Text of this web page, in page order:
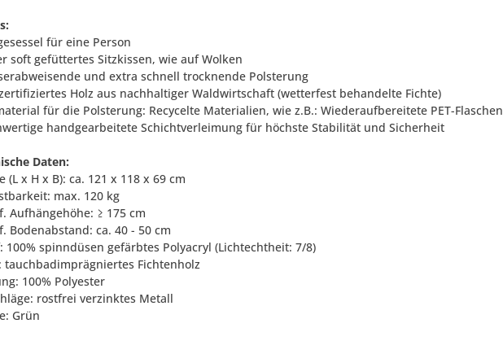
für eine Person
soft gefüttertes Sitzkissen, wie auf Wolken
und extra schnell trocknende Polsterung
zertifiziertes Holz aus nachhaltiger Waldwirtschaft (wetterfest behandelte Fichte)
für die Polsterung: Recycelte Materialien, wie z.B.: Wiederaufbereitete PET-Flaschen
handgearbeitete Schichtverleimung für höchste Stabilität und Sicherheit
Daten:
(L x H x B): ca. 121 x 118 x 69 cm
max. 120 kg
Aufhängehöhe: ≥ 175 cm
Bodenabstand: ca. 40 - 50 cm
100% spinndüsen gefärbtes Polyacryl (Lichtechtheit: 7/8)
tauchbadimprägniertes Fichtenholz
100% Polyester
rostfrei verzinktes Metall
Grün